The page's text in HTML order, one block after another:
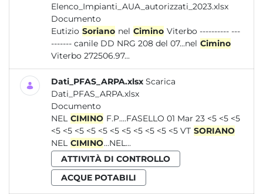
Elenco_Impianti_AUA_autorizzati_2023.xlsx
Documento
Eutizio Soriano nel Cimino Viterbo ---------- ---
------- canile DD NRG 208 del 07...nel Cimino
Viterbo 272506.97...
Dati_PFAS_ARPA.xlsx Scarica
Dati_PFAS_ARPA.xlsx
Documento
NEL CIMINO F.P....FASELLO 01 Mar 23 <5 <5 <5
<5 <5 <5 <5 <5 <5 <5 <5 <5 <5 <5 VT SORIANO
NEL CIMINO...NEL...
ATTIVITÀ DI CONTROLLO
ACQUE POTABILI